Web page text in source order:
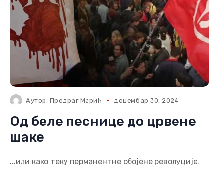
Аутор: Предраг Марић децембар 30, 2024
Од беле песнице до црвене
шаке
...или како теку перманентне обојене револуције.